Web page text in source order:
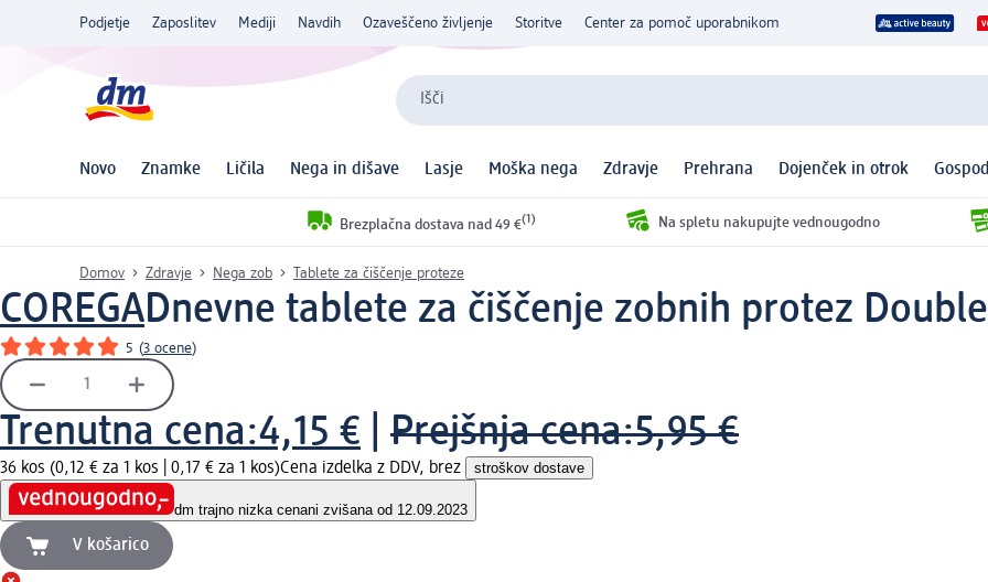
Podjetje Zaposlitev Mediji Navdih Ozaveščeno življenje Storitve Center za pomoč uporabnikom
Išči
Novo Znamke Ličila Nega in dišave Lasje Moška nega Zdravje Prehrana Dojenček in otrok
Brezplačna dostava nad 49 €(1) Na spletu nakupujte vednougodno
Domov Zdravje Nega zob Tablete za čiščenje proteze
COREGADnevne tablete za čiščenje zobnih protez
5 (3 ocene)
Trenutna cena:4,15 € Prejšnja cena:5,95 €
36 kos (0,12 € za 1 kos | 0,17 € za 1 kos)Cena izdelka z DDV, brez stroškov dostave
dm trajno nizka cenani zvišana od 12.09.2023
V košarico